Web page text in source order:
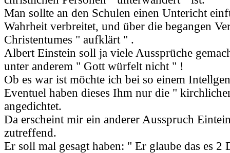
Man sollte an den Schulen einen Untericht
Wahrheit verbreitet, und über die begangen
Christentumes " aufklärt " .
Albert Einstein soll ja viele Aussprüche
unter anderem " Gott würfelt nicht " !
Ob es war ist möchte ich bei so einem
Eventuel haben dieses Ihm nur die "
angedichtet.
Da erscheint mir ein anderer Ausspruch
zutreffend.
Er soll mal gesagt haben: " Er glaube das es 2